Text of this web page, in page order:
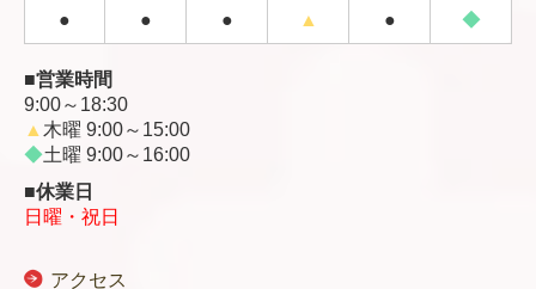
● ● ● ▲ ● ◆
■営業時間
9:00～18:30
▲ 木曜 9:00～15:00
◆土曜 9:00～16:00
■休業日
日曜・祝日
アクセス